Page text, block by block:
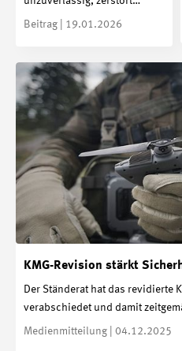
Beitrag | 19.01.2026
KMG-Revision stärkt
Der Ständerat hat das revidierte
verabschiedet und damit
Medienmitteilung | 04.12.2025